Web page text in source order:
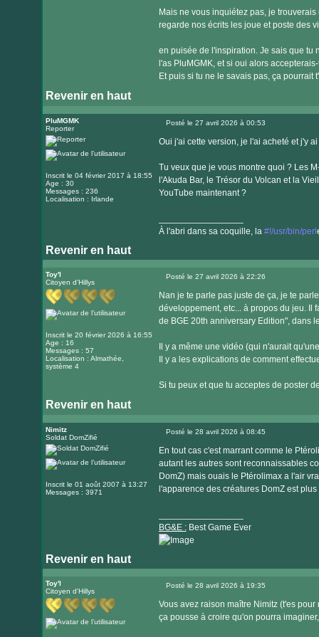
Mais ne vous inquiétez pas, je
regarde nos écrits les joue et poste des
en puisée de l'inspiration. Je sais que tu
l'as PluMGMK, et si oui alors
Et puis si tu ne le savais pas, ça pourrait
Revenir en haut
PluMGMK
Reporter
Inscrit le 04 février 2017 à 18:55
Age : 30
Messages : 236
Localisation : Irlande
Posté le 27 avril 2026 à 00:53
Oui j'ai cette version, je l'ai acheté et j'y
Tu veux que je vous montre quoi ? Les
l'Akuda Bar, le Trésor du Volcan et la
YouTube maintenant ?
À l'abri dans sa coquille, la #!/usr/bin/perl
Revenir en haut
Visiter
le
internet
Toy'l
Citoyen d'Hillys
Inscrit le 20 février 2026 à 16:55
Age : 16
Messages : 57
Localisation : Almathée,
système 4
Posté le 27 avril 2026 à 22:26
Nan je te parle pas juste de ça, je te
développement, etc... à propos du jeu. Il
de BGE 20th anniversary Edition", dans
Il y a même une vidéo (qui n'aurait
Il y a les explications de comment
Si tu peux et que tu acceptes de poster
Revenir en haut
Nimitz
Soldat DomZifié
Inscrit le 01 août 2007 à 13:27
Messages : 3971
Posté le 28 avril 2026 à 08:45
En tout cas c'est marrant comme le
autant les autres sont reconnaissables
DomZ) mais ouais le Ptérolimax a l'air
l'apparence des créatures DomZ est
BG&E :Best Game Ever
Revenir en haut
Visiter
le
internet
Toy'l
Citoyen d'Hillys
Posté le 28 avril 2026 à 19:35
Vous avez raison maître Nimitz (t'es
ça pousse à croire qu'on pourra